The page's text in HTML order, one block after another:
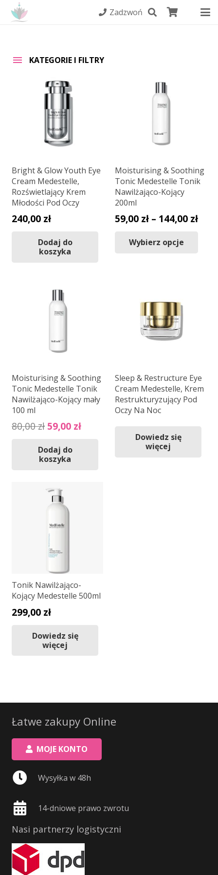
Zadzwoń
KATEGORIE I FILTRY
Bright & Glow Youth Eye
Cream Medestelle,
Rozświetlający Krem
Młodości Pod Oczy
240,00 zł
Dodaj do
koszyka
Moisturising & Soothing
Tonic Medestelle Tonik
Nawilżająco-Kojący
200ml
59,00 zł – 144,00 zł
Wybierz opcje
Moisturising & Soothing
Tonic Medestelle Tonik
Nawilżająco-Kojący mały
100 ml
80,00zł Pierwotna
wynosiła:
80,00 zł.
59,00 złAktualna
Dodaj do
koszyka
Sleep & Restructure Eye
Cream Medestelle, Krem
Restrukturyzujący Pod
Oczy Na Noc
Dowiedz się
więcej
Tonik Nawilżająco-
Kojący Medestelle 500ml
299,00 zł
Dowiedz się
więcej
Łatwe zakupy Online
MOJE KONTO
Wysyłka w 48h
14-dniowe prawo zwrotu
Nasi partnerzy logistyczni